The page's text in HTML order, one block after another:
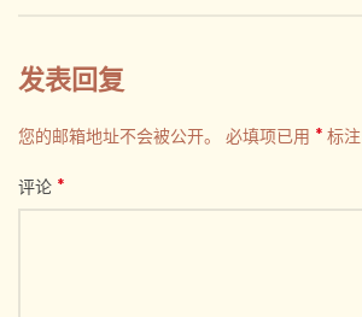
发表回复
您的邮箱地址不会被公开。 必填项已用 * 标注
评论 *